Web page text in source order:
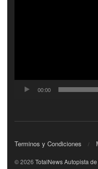
00:00
Terminos y Condiciones
© 2026 TotalNews Autopista